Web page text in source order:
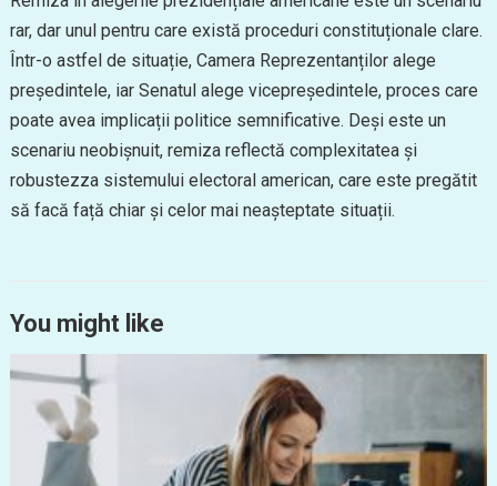
rar, dar unul pentru care există proceduri constituționale clare.
Într-o astfel de situație, Camera Reprezentanților alege
președintele, iar Senatul alege vicepreședintele, proces care
poate avea implicații politice semnificative. Deși este un
scenariu neobișnuit, remiza reflectă complexitatea și
robustezza sistemului electoral american, care este pregătit
să facă față chiar și celor mai neașteptate situații.
You might like